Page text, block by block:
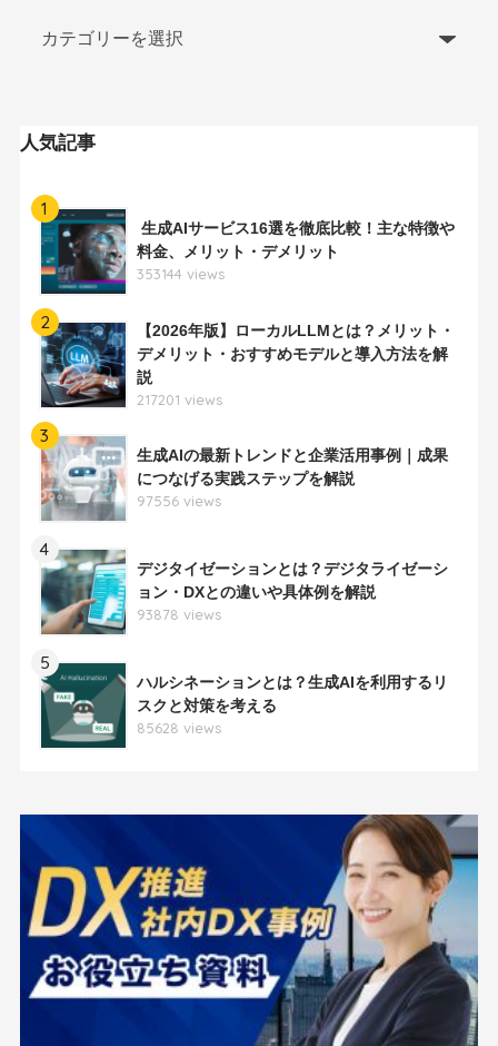
人気記事
1
生成AIサービス16選を徹底比較！主な特徴や
料金、メリット・デメリット
353144 views
2
【2026年版】ローカルLLMとは？メリット・
デメリット・おすすめモデルと導入方法を解
説
217201 views
3
生成AIの最新トレンドと企業活用事例｜成果
につなげる実践ステップを解説
97556 views
4
デジタイゼーションとは？デジタライゼーシ
ョン・DXとの違いや具体例を解説
93878 views
5
ハルシネーションとは？生成AIを利用するリ
スクと対策を考える
85628 views